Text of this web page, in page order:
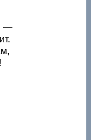
—